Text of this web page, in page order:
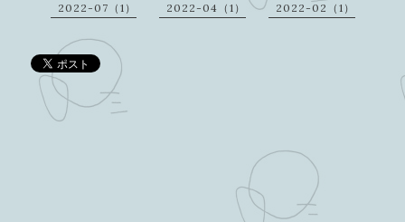
2022-07（1） 2022-04（1） 2022-02（1）